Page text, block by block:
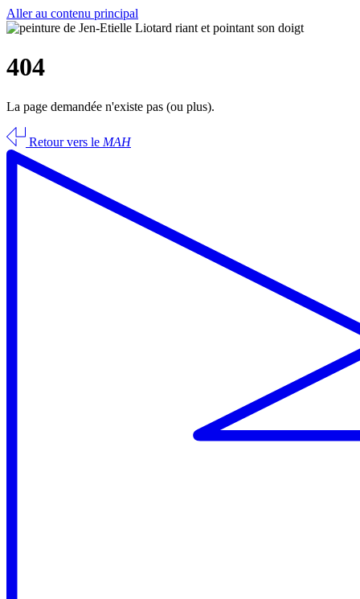
Aller au contenu principal
404
La page demandée n'existe pas (ou plus).
Retour vers le MAH